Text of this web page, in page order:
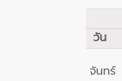
วัน
จันทร์